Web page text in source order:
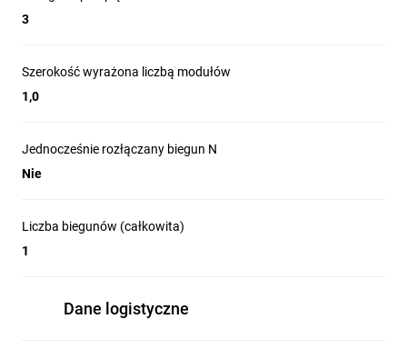
3
Szerokość wyrażona liczbą modułów
1,0
Jednocześnie rozłączany biegun N
Nie
Liczba biegunów (całkowita)
1
Dane logistyczne